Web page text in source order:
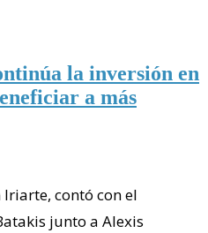
la inversión en
a más
contó con el
junto a Alexis